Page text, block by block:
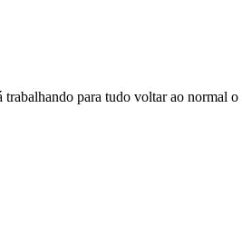
para tudo voltar ao normal